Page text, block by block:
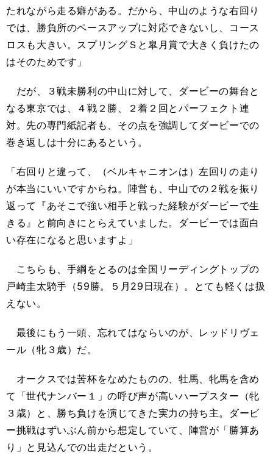
たれながら走る癖がある。だから、中山のような右回り
では、勝負所のペースアップに対応できないし、コース
ロスも大きい。スプリングＳと皐月賞で大きく負けたの
はそのためです」
だが、３戦未勝利の中山に対して、ダービーの舞台と
なる東京では、４戦２勝、２着２回とパーフェクト連
対。先の専門紙記者も、その点を強調してダービーでの
巻き返しは十分にあるという。
「右回りと違って、（ベルキャニオンは）左回りの走り
が本当にいいですからね。陣営も、中山での２戦を振り
返って『あそこで強い相手と戦った経験がダービーで生
きる』と前向きにとらえていました。ダービーでは面白
い存在になると思いますよ」
こちらも、手綱をとるのは全国リーディングトップの
戸崎圭太騎手（59勝。５月29日現在）。とても軽くは扱
えない。
最後にもう一頭、忘れてはならいのが、レッドリヴェ
ール（牝３歳）だ。
オークスでは苦杯をなめたものの、牡馬、牝馬を含め
て「世代ナンバー１」の呼び声が高いハープスター（牝
３歳）と、勝ち負けを演じてきた実力の持ち主。ダービ
ー挑戦はずいぶん前から想定していて、陣営が「勝算あ
り」と見込んでの出走だという。